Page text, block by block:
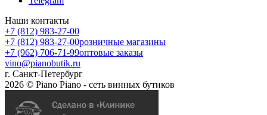
Наши контакты
+7 (812) 983-27-00
+7 (812) 983-27-00розничные магазины
+7 (962) 706-71-99оптовые заказы
vino@pianobutik.ru
г. Санкт-Петербург
2026 © Piano Piano - сеть винных бутиков